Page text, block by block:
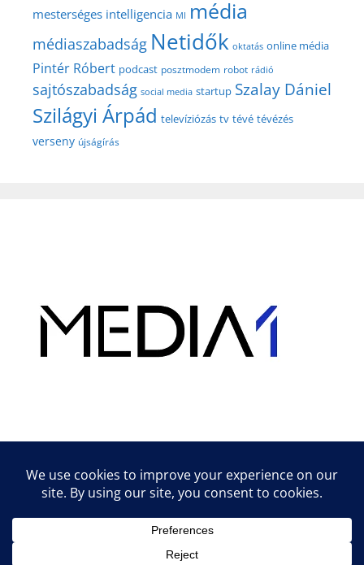
mesterséges intelligencia MI média
médiaszabadság Netidők oktatás online média
Pintér Róbert podcast posztmodem robot rádió
sajtószabadság social media startup Szalay Dániel
Szilágyi Árpád televíziózás tv tévé tévézés
verseny újságírás
Lifestyle tippek & trükkök